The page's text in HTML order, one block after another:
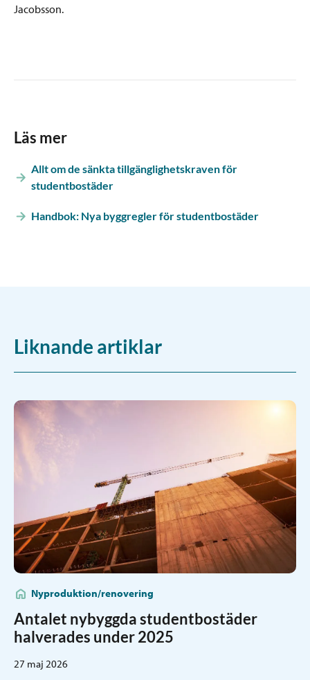
Jacobsson.
Läs mer
Allt om de sänkta tillgänglighetskraven för
studentbostäder
Handbok: Nya byggregler för studentbostäder
Liknande artiklar
Nyproduktion/renovering
Antalet nybyggda studentbostäder
halverades under 2025
27 maj 2026